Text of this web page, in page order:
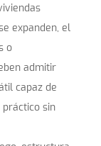
expanden, el
o
admitir
capaz de
sin